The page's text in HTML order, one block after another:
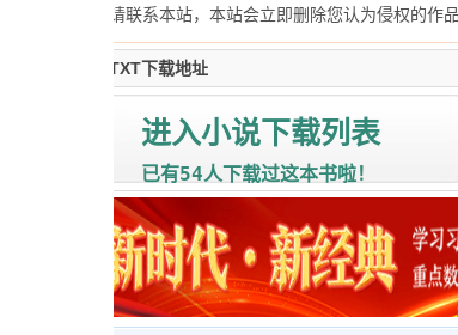
本站行为侵权，请联系本站，本站会立即删除您认为侵权的作品
混在五代当军阀TXT下载地址
进入小说下载列表
已有54人下载过这本书啦！